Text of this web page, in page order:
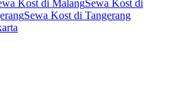
Kost di MalangSewa Kost di
Sewa Kost di Tangerang